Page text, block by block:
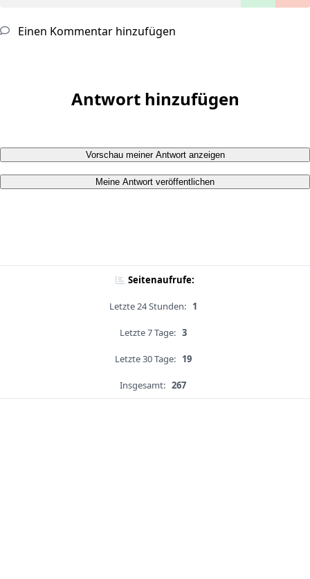
Einen Kommentar hinzufügen
Antwort hinzufügen
Vorschau meiner Antwort anzeigen
Meine Antwort veröffentlichen
Seitenaufrufe:
Letzte 24 Stunden: 1
Letzte 7 Tage: 3
Letzte 30 Tage: 19
Insgesamt: 267